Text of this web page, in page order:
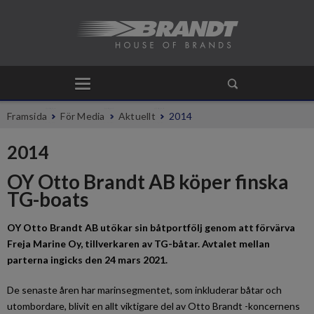
Framsida För Media Aktuellt 2014
2014
OY Otto Brandt AB köper finska
TG-boats
OY Otto Brandt AB utökar sin båtportfölj genom att förvärva
Freja Marine Oy, tillverkaren av TG-båtar. Avtalet mellan
parterna ingicks den 24 mars 2021.
De senaste åren har marinsegmentet, som inkluderar båtar och
utombordare, blivit en allt viktigare del av Otto Brandt -koncernens